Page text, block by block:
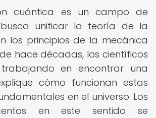
cuántica es un campo de
unificar la teoría de la
los principios de la mecánica
hace décadas, los científicos
en encontrar una
cómo funcionan estas
en el universo. Los
en este sentido se